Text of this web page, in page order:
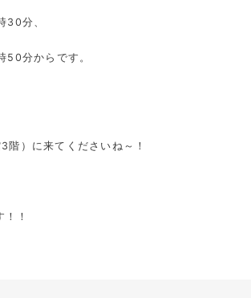
30分、
50分からです。
階）に来てくださいね～！
！